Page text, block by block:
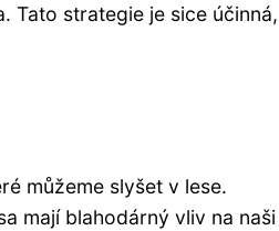
Tato strategie je sice účinná,
můžeme slyšet v lese.
mají blahodárný vliv na naši